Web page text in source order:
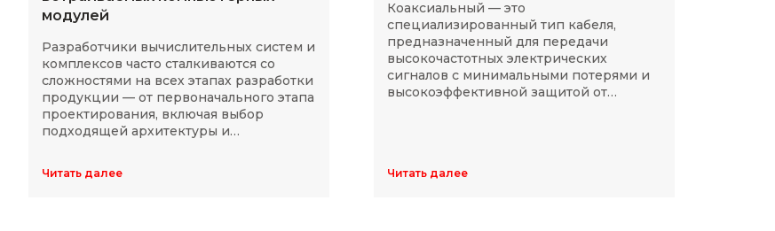
модулей
Разработчики вычислительных систем и
комплексов часто сталкиваются со
сложностями на всех этапах разработки
продукции — от первоначального этапа
проектирования, включая выбор
подходящей архитектуры и
длительного массового производства.
Читать далее
Коаксиальный — это
специализированный тип кабеля,
предназначенный для передачи
высокочастотных электрических
сигналов с минимальными потерями и
высокоэффективной защитой от
Читать далее